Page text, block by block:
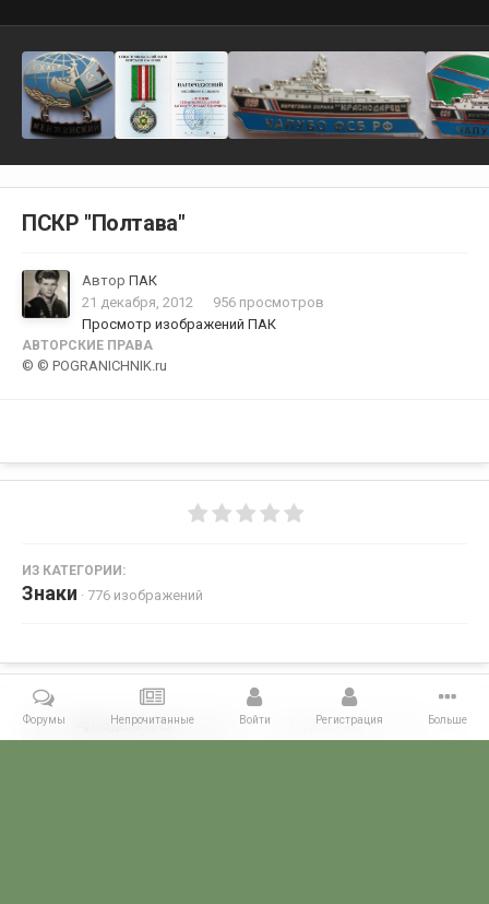
ПСКР "Полтава"
Автор ПАК
21 декабря, 2012
956 просмотров
Просмотр изображений ПАК
АВТОРСКИЕ ПРАВА
© © POGRANICHNIK.ru
ИЗ КАТЕГОРИИ:
Знаки · 776 изображений
Поделиться Подписчики 0
Форумы Непрочитанные Войти Регистрация Больше